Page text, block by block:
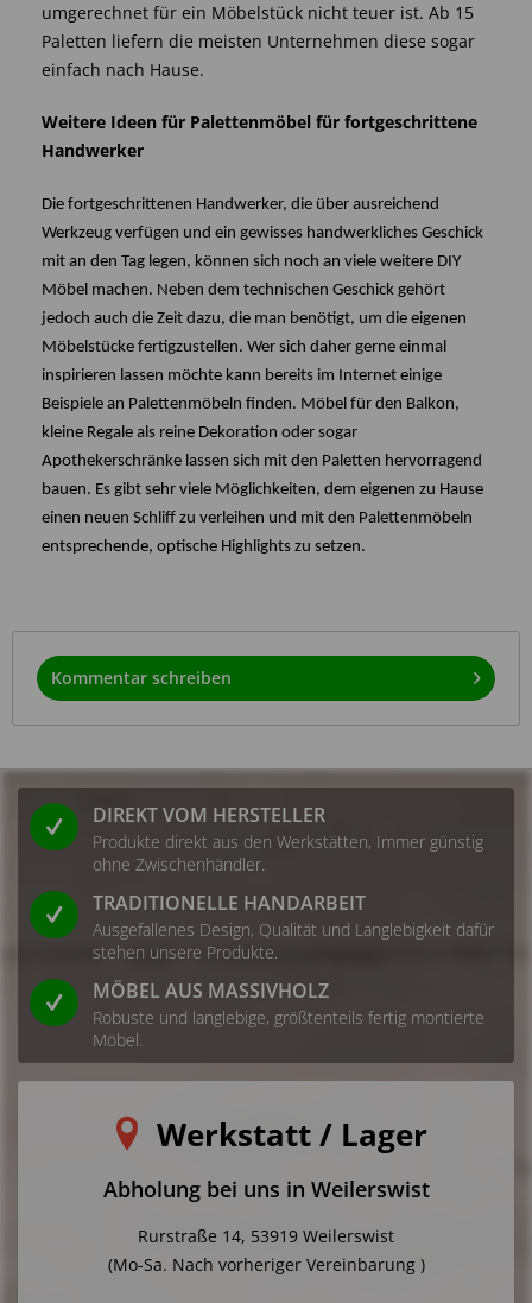
umgerechnet für ein Möbelstück nicht teuer ist. Ab 15
Paletten liefern die meisten Unternehmen diese sogar
einfach nach Hause.
Weitere Ideen für Palettenmöbel für fortgeschrittene
Handwerker
Die fortgeschrittenen Handwerker, die über ausreichend
Werkzeug verfügen und ein gewisses handwerkliches Geschick
mit an den Tag legen, können sich noch an viele weitere DIY
Möbel machen. Neben dem technischen Geschick gehört
jedoch auch die Zeit dazu, die man benötigt, um die eigenen
Möbelstücke fertigzustellen. Wer sich daher gerne einmal
inspirieren lassen möchte kann bereits im Internet einige
Beispiele an Palettenmöbeln finden. Möbel für den Balkon,
kleine Regale als reine Dekoration oder sogar
Apothekerschränke lassen sich mit den Paletten hervorragend
bauen. Es gibt sehr viele Möglichkeiten, dem eigenen zu Hause
einen neuen Schliff zu verleihen und mit den Palettenmöbeln
entsprechende, optische Highlights zu setzen.
Kommentar schreiben
DIREKT VOM HERSTELLER
Produkte direkt aus den Werkstätten, Immer günstig
ohne Zwischenhändler.
TRADITIONELLE HANDARBEIT
Ausgefallenes Design, Qualität und Langlebigkeit dafür
stehen unsere Produkte.
MÖBEL AUS MASSIVHOLZ
Robuste und langlebige, größtenteils fertig montierte
Möbel.
Werkstatt / Lager
Abholung bei uns in Weilerswist
Rurstraße 14, 53919 Weilerswist
(Mo-Sa. Nach vorheriger Vereinbarung )